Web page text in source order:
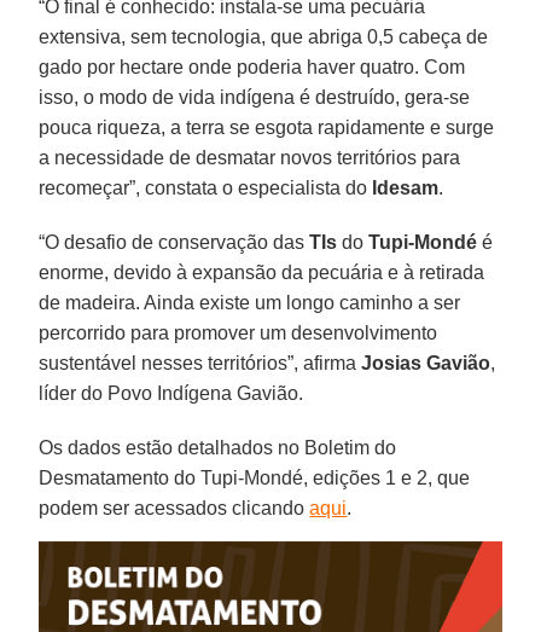
“O final é conhecido: instala-se uma pecuária
extensiva, sem tecnologia, que abriga 0,5 cabeça de
gado por hectare onde poderia haver quatro. Com
isso, o modo de vida indígena é destruído, gera-se
pouca riqueza, a terra se esgota rapidamente e surge
a necessidade de desmatar novos territórios para
recomeçar”, constata o especialista do Idesam.
“O desafio de conservação dasTIs doTupi-Mondé é
enorme, devido à expansão da pecuária e à retirada
de madeira. Ainda existe um longo caminho a ser
percorrido para promover um desenvolvimento
sustentável nesses territórios”, afirmaJosias Gavião,
líder do Povo Indígena Gavião.
Os dados estão detalhados no Boletim do
Desmatamento do Tupi-Mondé, edições 1 e 2, que
podem ser acessados clicandoaqui.